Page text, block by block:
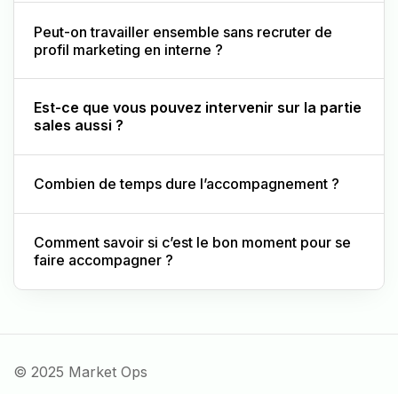
Peut-on travailler ensemble sans recruter de
profil marketing en interne ?
Est-ce que vous pouvez intervenir sur la partie
sales aussi ?
Combien de temps dure l’accompagnement ?
Comment savoir si c’est le bon moment pour se
faire accompagner ?
© 2025 Market Ops